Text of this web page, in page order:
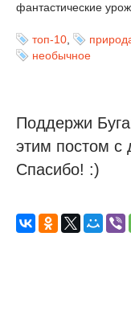
фантастические
топ-10,
необычное
Поддержи
этим постом с
Спасибо! :)